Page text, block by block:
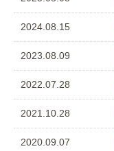
2024.08.15
2023.08.09
2022.07.28
2021.10.28
2020.09.07